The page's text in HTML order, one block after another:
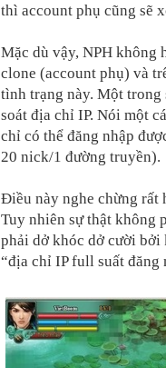
thì account phụ cũng sẽ
Mặc dù vậy, NPH không
clone (account phụ) và
tình trạng này. Một trong
soát địa chỉ IP. Nói một
chỉ có thể đăng nhập
20 nick/1 đường truyền).
Điều này nghe chừng rất
Tuy nhiên sự thật không
phải dở khóc dở cười
“địa chỉ IP full suất đăng